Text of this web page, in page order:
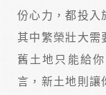
份心力，都投入
其中繁榮壯大需
舊土地只能給
言，新土地則讓